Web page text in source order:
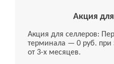
Акция
Акция для селлеров:
терминала — 0 руб. при
от 3-х месяцев.